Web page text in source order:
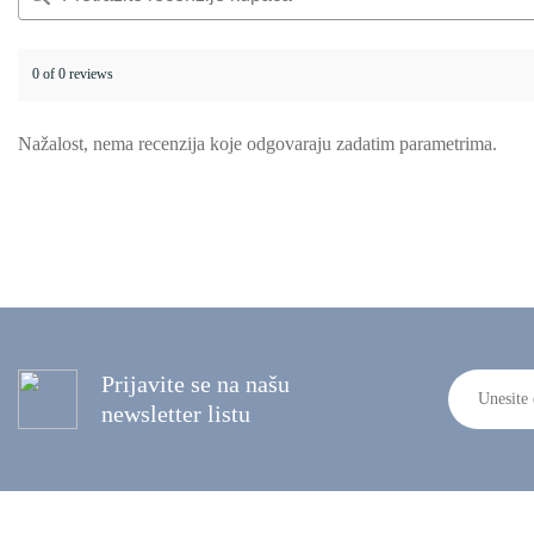
0 of 0 reviews
Nažalost, nema recenzija koje odgovaraju zadatim parametrima.
Prijavite se na našu
newsletter listu